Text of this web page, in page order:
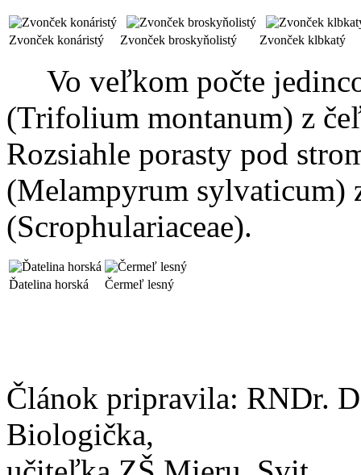
Zvonček konáristý Zvonček broskyňolistý Zvonček klbkatý
Vo veľkom počte
(Trifolium montanum) z
Rozsiahle porasty pod
(Melampyrum sylvaticum)
(Scrophulariaceae).
Ďatelina horská Čermeľ lesný
Článok pripravila: RNDr.
Biologička,